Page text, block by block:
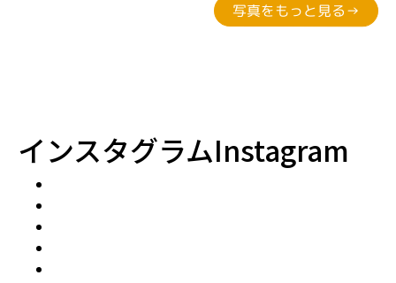
写真をもっと見る→
インスタグラムInstagram